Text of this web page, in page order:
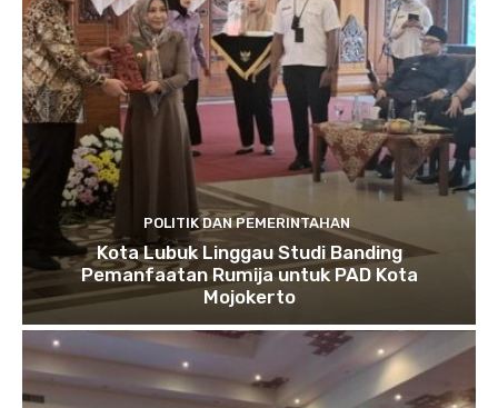
POLITIK DAN PEMERINTAHAN
Kota Lubuk Linggau Studi Banding
Pemanfaatan Rumija untuk PAD Kota
Mojokerto